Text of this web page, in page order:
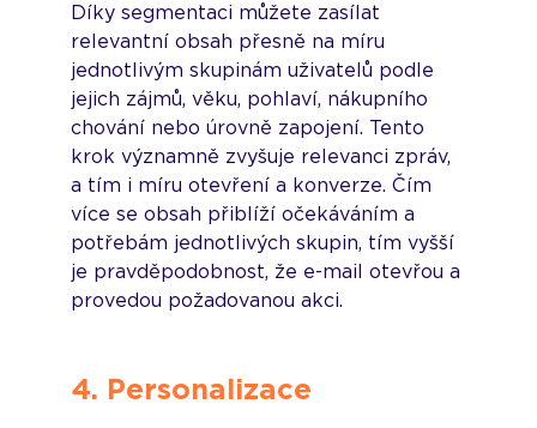
Díky segmentaci můžete zasílat
relevantní obsah přesně na míru
jednotlivým skupinám uživatelů podle
jejich zájmů, věku, pohlaví, nákupního
chování nebo úrovně zapojení. Tento
krok významně zvyšuje relevanci zpráv,
a tím i míru otevření a konverze. Čím
více se obsah přiblíží očekáváním a
potřebám jednotlivých skupin, tím vyšší
je pravděpodobnost, že e-mail otevřou a
provedou požadovanou akci.
4. Personalizace